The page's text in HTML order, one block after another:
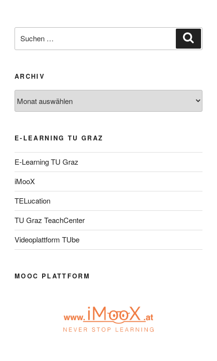
nach:
ARCHIV
E-LEARNING TU GRAZ
E-Learning TU Graz
iMooX
TELucation
TU Graz TeachCenter
Videoplattform TUbe
MOOC PLATTFORM